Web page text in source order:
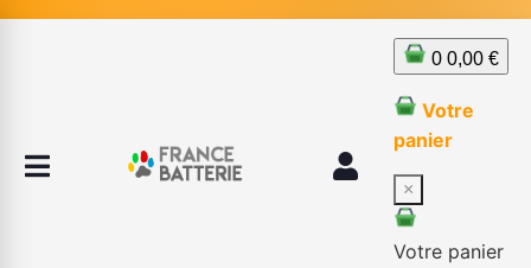
0 0,00 €
Votre
panier
×
Votre panier